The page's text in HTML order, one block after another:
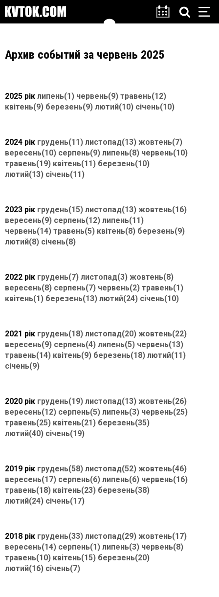
Архив событий за червень 2025
2025 рік липень(1) червень(9) травень(12)
квітень(9) березень(9) лютий(10) січень(10)
2024 рік грудень(11) листопад(13) жовтень(7)
вересень(10) серпень(9) липень(8) червень(10)
травень(19) квітень(11) березень(10)
лютий(13) січень(11)
2023 рік грудень(15) листопад(13) жовтень(16)
вересень(9) серпень(12) липень(11)
червень(14) травень(5) квітень(8) березень(9)
лютий(8) січень(8)
2022 рік грудень(7) листопад(3) жовтень(8)
вересень(8) серпень(7) червень(2) травень(1)
квітень(1) березень(13) лютий(24) січень(10)
2021 рік грудень(18) листопад(20) жовтень(22)
вересень(9) серпень(4) липень(5) червень(13)
травень(14) квітень(9) березень(18) лютий(11)
січень(9)
2020 рік грудень(19) листопад(13) жовтень(26)
вересень(12) серпень(5) липень(3) червень(25)
травень(25) квітень(21) березень(35)
лютий(40) січень(19)
2019 рік грудень(58) листопад(52) жовтень(46)
вересень(17) серпень(6) липень(6) червень(16)
травень(18) квітень(23) березень(38)
лютий(24) січень(17)
2018 рік грудень(33) листопад(29) жовтень(17)
вересень(14) серпень(1) липень(3) червень(8)
травень(10) квітень(15) березень(20)
лютий(16) січень(7)